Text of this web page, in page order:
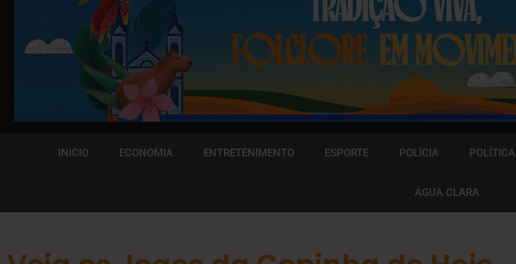
INICIO ECONOMIA ENTRETENIMENTO ESPORTE POLÍCIA POLÍTICA
ÁGUA CLARA